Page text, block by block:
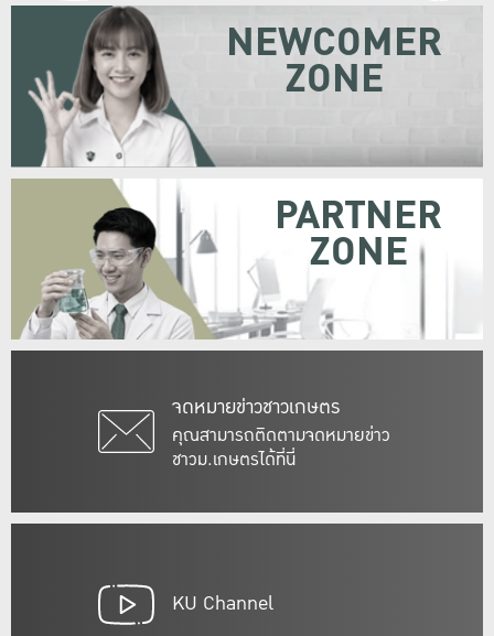
จดหมายข่าวชาวเกษตร
คุณสามารถติดตามจดหมายข่าว
ชาวม.เกษตรได้ที่นี่
NEWCOMER
ZONE
PARTNER
ZONE
KU Channel